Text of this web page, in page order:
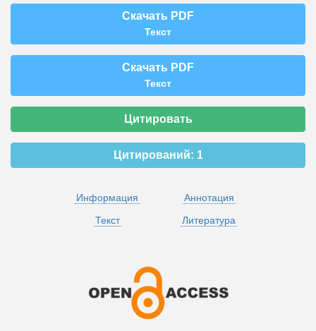
Скачать PDF
Текст
Скачать PDF
Текст
Цитировать
Цитирований: 1
Информация
Аннотация
Текст
Литература